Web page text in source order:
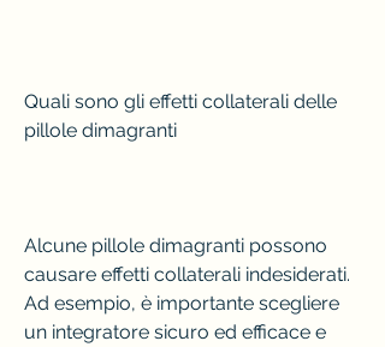
Quali sono gli effetti collaterali delle
pillole dimagranti
Alcune pillole dimagranti possono
causare effetti collaterali indesiderati.
Ad esempio, è importante scegliere
un integratore sicuro ed efficace e